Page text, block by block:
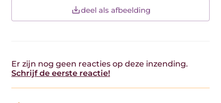
deel als afbeelding
Er zijn nog geen reacties op deze inzending.
Schrijf de eerste reactie!